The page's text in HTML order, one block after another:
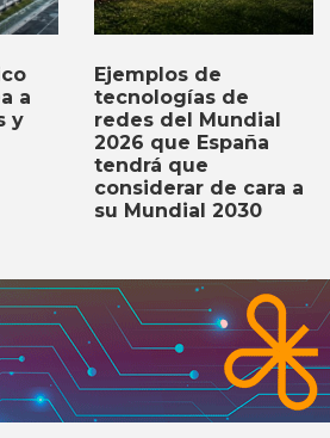
a
y
Ejemplos de
tecnologías de
redes del Mundial
2026 que España
tendrá que
considerar de cara a
su Mundial 2030